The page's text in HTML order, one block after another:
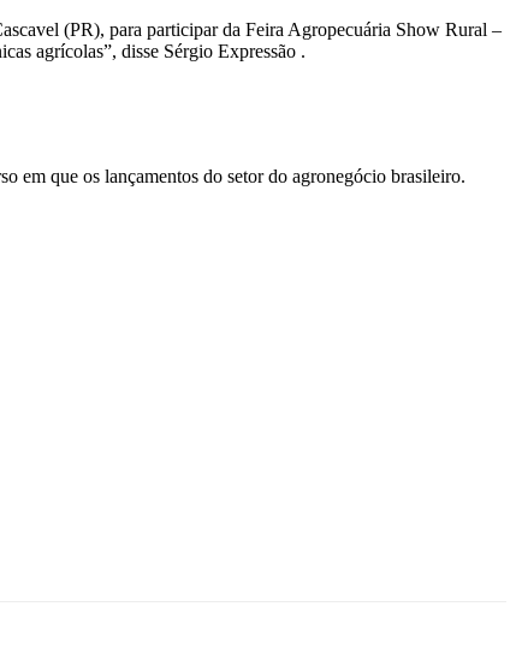
(PR), para participar da Feira Agropecuária Show Rural –
agrícolas”, disse Sérgio Expressão .
em que os lançamentos do setor do agronegócio brasileiro.